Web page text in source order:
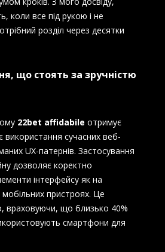
коли все під рукою і не
розділ через десятки
що стоять за зручністю
22bet affidabile отримує
використання сучасних веб-
UX-патернів. Застосування
дозволяє коректно
інтерфейсу як на
мобільних пристроях. Це
враховуючи, що близько 40%
смартфони для